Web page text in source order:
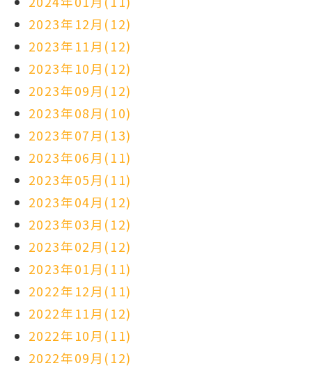
2023年12月(12)
2023年11月(12)
2023年10月(12)
2023年09月(12)
2023年08月(10)
2023年07月(13)
2023年06月(11)
2023年05月(11)
2023年04月(12)
2023年03月(12)
2023年02月(12)
2023年01月(11)
2022年12月(11)
2022年11月(12)
2022年10月(11)
2022年09月(12)